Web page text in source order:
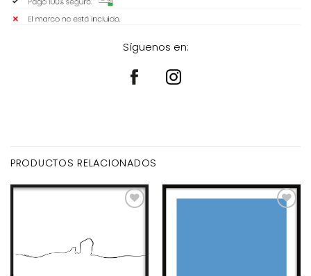
Síguenos en:
PRODUCTOS RELACIONADOS